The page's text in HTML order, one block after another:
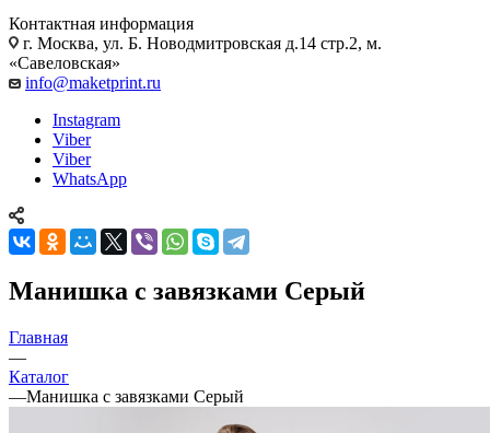
Контактная информация
г. Москва, ул. Б. Новодмитровская д.14 стр.2, м.
«Савеловская»
info@maketprint.ru
Instagram
Viber
Viber
WhatsApp
Манишка с завязками Серый
Главная
—
Каталог
—Манишка с завязками Серый